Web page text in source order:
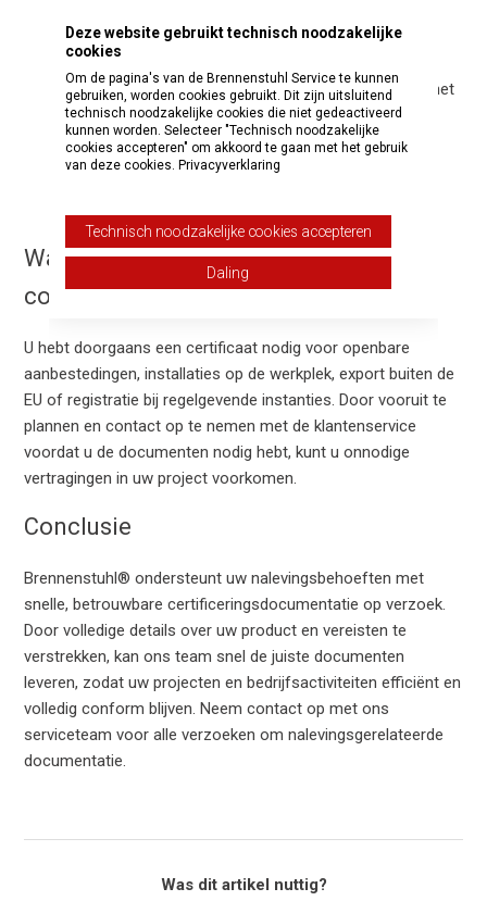
Geef de regelgevende regio en de benodigde
documenttaal op.
Vermeld uw contactgegevens voor de levering van het
document.
Beschrijf het beoogde gebruik of de bestemming,
indien relevant (dit helpt bij de taal- en
Wanneer moet u een
conformiteitscertificaat aanvragen?
U hebt doorgaans een certificaat nodig voor openbare
aanbestedingen, installaties op de werkplek, export buiten de
EU of registratie bij regelgevende instanties. Door vooruit te
plannen en contact op te nemen met de klantenservice
voordat u de documenten nodig hebt, kunt u onnodige
vertragingen in uw project voorkomen.
Conclusie
Brennenstuhl® ondersteunt uw nalevingsbehoeften met
snelle, betrouwbare certificeringsdocumentatie op verzoek.
Door volledige details over uw product en vereisten te
verstrekken, kan ons team snel de juiste documenten
leveren, zodat uw projecten en bedrijfsactiviteiten efficiënt en
volledig conform blijven. Neem contact op met ons
serviceteam voor alle verzoeken om nalevingsgerelateerde
documentatie.
Was dit artikel nuttig?
Deze website gebruikt technisch noodzakelijke
cookies
Om de pagina's van de Brennenstuhl Service te kunnen
gebruiken, worden cookies gebruikt. Dit zijn uitsluitend
technisch noodzakelijke cookies die niet gedeactiveerd
kunnen worden. Selecteer "Technisch noodzakelijke
cookies accepteren" om akkoord te gaan met het gebruik
van deze cookies. Privacyverklaring
Technisch noodzakelijke cookies accepteren
Daling